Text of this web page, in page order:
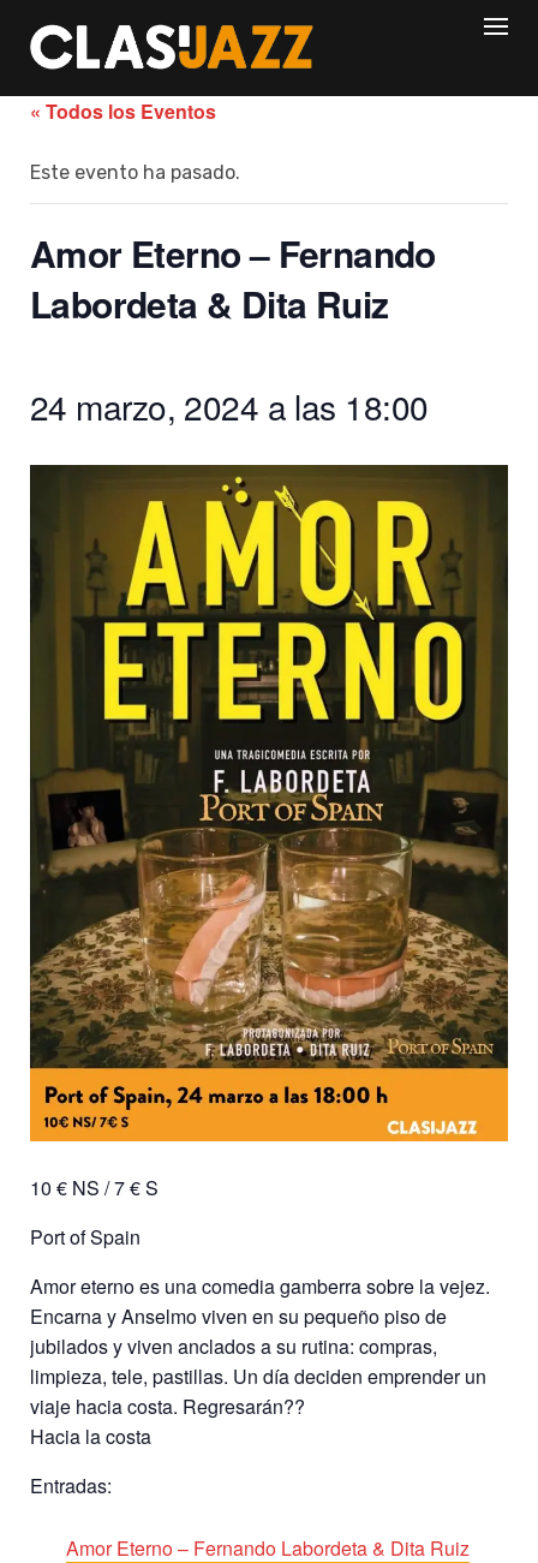
content
« Todos los Eventos
Este evento ha pasado.
Amor Eterno – Fernando
Labordeta & Dita Ruiz
24 marzo, 2024 a las 18:00
10 € NS / 7 € S
Port of Spain
Amor eterno es una comedia gamberra sobre la vejez.
Encarna y Anselmo viven en su pequeño piso de
jubilados y viven anclados a su rutina: compras,
limpieza, tele, pastillas. Un día deciden emprender un
viaje hacia costa. Regresarán??
Hacia la costa
Entradas:
Amor Eterno – Fernando Labordeta & Dita Ruiz